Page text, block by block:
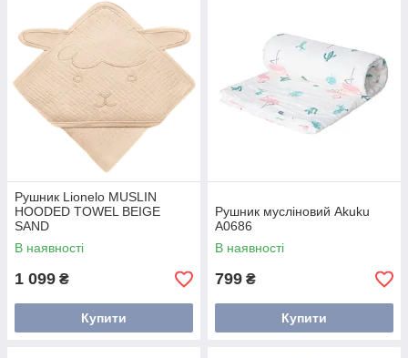
Рушник Lionelo MUSLIN
HOODED TOWEL BEIGE
SAND
В наявності
1 099 ₴
Купити
Рушник мусліновий Akuku
A0686
В наявності
799 ₴
Купити